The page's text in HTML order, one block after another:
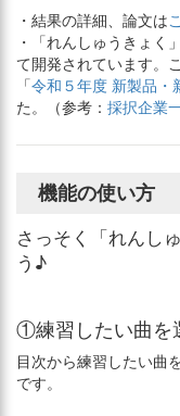
・結果の詳細、論文は
・「れんしゅうきょく
て開発されています。
「令和５年度 新製品・
た。（参考： 採択企業
機能の使い方
さっそく「れんし
う♪
①練習したい曲を
目次から練習したい曲
です。